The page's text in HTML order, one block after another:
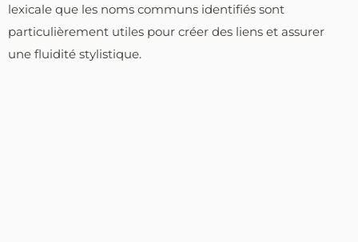
lexicale que les noms communs identifiés sont
particulièrement utiles pour créer des liens et assurer
une fluidité stylistique.